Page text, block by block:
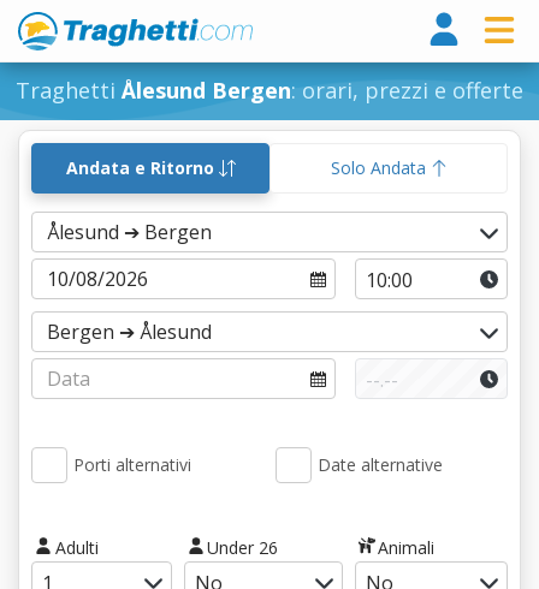
Traghetti Ålesund Bergen: orari, prezzi e offerte
Andata e Ritorno Solo Andata
Porti alternativi Date alternative
Adulti Under 26 Animali